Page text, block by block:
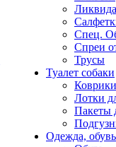
Спец.
Спреи
Трусы
Туалет собаки
Коврики
Лотки
Пакеты
Одежда, обувь